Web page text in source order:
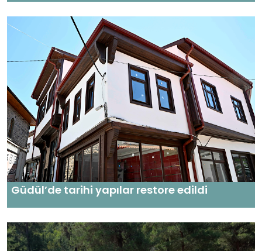
Güdül’de tarihi yapılar restore edildi